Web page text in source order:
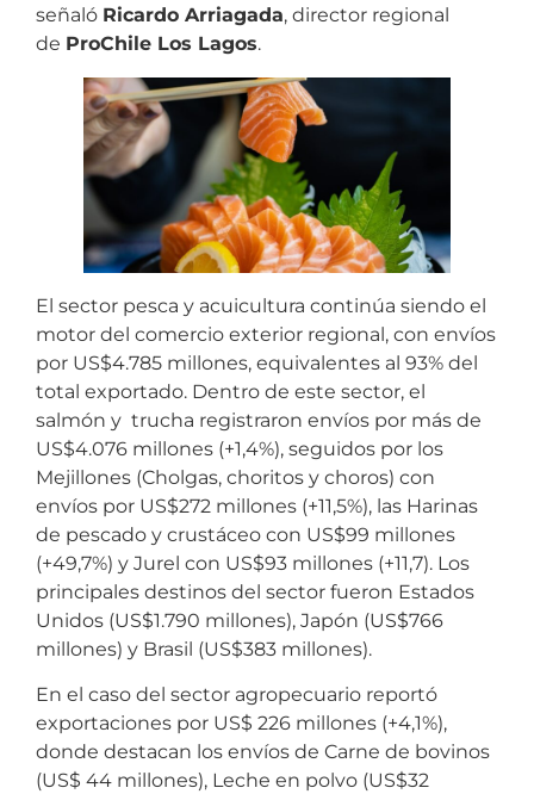
señaló Ricardo Arriagada, director regional
de ProChile Los Lagos.
El sector pesca y acuicultura continúa siendo el
motor del comercio exterior regional, con envíos
por US$4.785 millones, equivalentes al 93% del
total exportado. Dentro de este sector, el
salmón y trucha registraron envíos por más de
US$4.076 millones (+1,4%), seguidos por los
Mejillones (Cholgas, choritos y choros) con
envíos por US$272 millones (+11,5%), las Harinas
de pescado y crustáceo con US$99 millones
(+49,7%) y Jurel con US$93 millones (+11,7). Los
principales destinos del sector fueron Estados
Unidos (US$1.790 millones), Japón (US$766
millones) y Brasil (US$383 millones).
En el caso del sector agropecuario reportó
exportaciones por US$ 226 millones (+4,1%),
donde destacan los envíos de Carne de bovinos
(US$ 44 millones), Leche en polvo (US$32